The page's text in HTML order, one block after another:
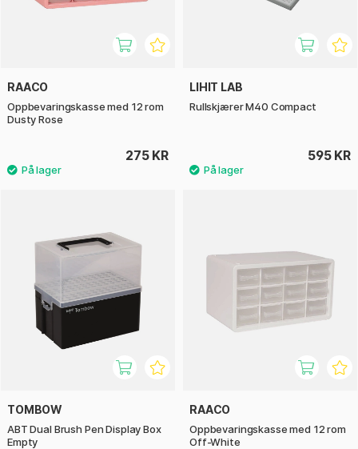
RAACO
Oppbevaringskasse med 12 rom
Dusty Rose
275 KR
LIHIT LAB
Rullskjærer M40 Compact
595 KR
TOMBOW
ABT Dual Brush Pen Display Box
Empty
RAACO
Oppbevaringskasse med 12 rom
Off-White